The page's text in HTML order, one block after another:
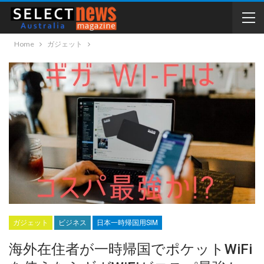
Home ガジェット
ガジェット ビジネス 日本一時帰国用SIM
海外在住者が一時帰国でポケットWiFi